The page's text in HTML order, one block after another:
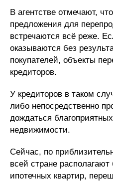
В агентстве отмечают,
предложения для
встречаются всё реже.
оказываются без
покупателей, объекты
кредиторов.
У кредиторов в таком
либо непосредственно
дождаться
недвижимости.
Сейчас, по
всей стране
ипотечных квартир,